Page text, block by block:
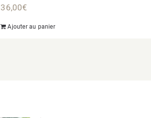
36,00€
Ajouter au panier